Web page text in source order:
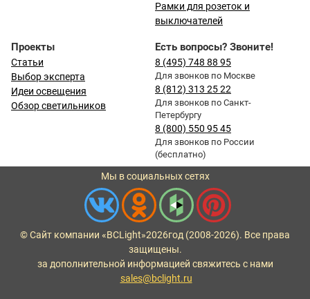
Рамки для розеток и
выключателей
Проекты
Статьи
Выбор эксперта
Идеи освещения
Обзор светильников
Есть вопросы? Звоните!
8 (495) 748 88 95
Для звонков по Москве
8 (812) 313 25 22
Для звонков по Санкт-
Петербургу
8 (800) 550 95 45
Для звонков по России
(бесплатно)
Мы в социальных сетях
© Сайт компании «BCLight»2026год (2008-2026). Все права
защищены.
за дополнительной информацией свяжитесь с нами
sales@bclight.ru